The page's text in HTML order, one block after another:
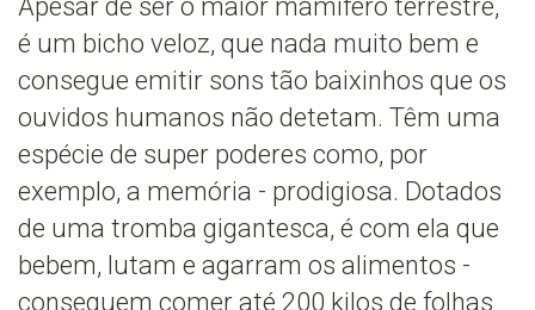
Apesar de ser o maior mamífero terrestre,
é um bicho veloz, que nada muito bem e
consegue emitir sons tão baixinhos que os
ouvidos humanos não detetam. Têm uma
espécie de super poderes como, por
exemplo, a memória - prodigiosa. Dotados
de uma tromba gigantesca, é com ela que
bebem, lutam e agarram os alimentos -
conseguem comer até 200 kilos de folhas